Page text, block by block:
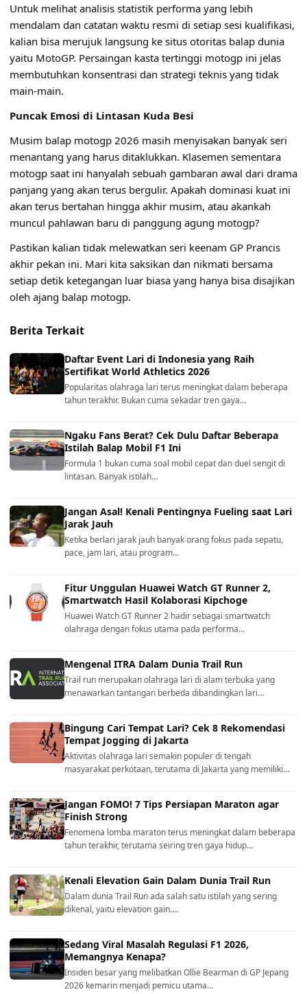
Untuk melihat analisis statistik performa yang lebih
mendalam dan catatan waktu resmi di setiap sesi kualifikasi,
kalian bisa merujuk langsung ke situs otoritas balap dunia
yaitu MotoGP. Persaingan kasta tertinggi motogp ini jelas
membutuhkan konsentrasi dan strategi teknis yang tidak
main-main.
Puncak Emosi di Lintasan Kuda Besi
Musim balap motogp 2026 masih menyisakan banyak seri
menantang yang harus ditaklukkan. Klasemen sementara
motogp saat ini hanyalah sebuah gambaran awal dari drama
panjang yang akan terus bergulir. Apakah dominasi kuat ini
akan terus bertahan hingga akhir musim, atau akankah
muncul pahlawan baru di panggung agung motogp?
Pastikan kalian tidak melewatkan seri keenam GP Prancis
akhir pekan ini. Mari kita saksikan dan nikmati bersama
setiap detik ketegangan luar biasa yang hanya bisa disajikan
oleh ajang balap motogp.
Berita Terkait
Daftar Event Lari di Indonesia yang Raih
Sertifikat World Athletics 2026
Popularitas olahraga lari terus meningkat dalam beberapa
tahun terakhir. Bukan cuma sekadar tren gaya…
Ngaku Fans Berat? Cek Dulu Daftar Beberapa
Istilah Balap Mobil F1 Ini
Formula 1 bukan cuma soal mobil cepat dan duel sengit di
lintasan. Banyak istilah…
Jangan Asal! Kenali Pentingnya Fueling saat Lari
Jarak Jauh
Ketika berlari jarak jauh banyak orang fokus pada sepatu,
pace, jam lari, atau program…
Fitur Unggulan Huawei Watch GT Runner 2,
Smartwatch Hasil Kolaborasi Kipchoge
Huawei Watch GT Runner 2 hadir sebagai smartwatch
olahraga dengan fokus utama pada performa…
Mengenal ITRA Dalam Dunia Trail Run
Trail run merupakan olahraga lari di alam terbuka yang
menawarkan tantangan berbeda dibandingkan lari…
Bingung Cari Tempat Lari? Cek 8 Rekomendasi
Tempat Jogging di Jakarta
Aktivitas olahraga lari semakin populer di tengah
masyarakat perkotaan, terutama di Jakarta yang memiliki…
Jangan FOMO! 7 Tips Persiapan Maraton agar
Finish Strong
Fenomena lomba maraton terus meningkat dalam beberapa
tahun terakhir, terutama seiring tren gaya hidup…
Kenali Elevation Gain Dalam Dunia Trail Run
Dalam dunia Trail Run ada salah satu istilah yang sering
dikenal, yaitu elevation gain.…
Sedang Viral Masalah Regulasi F1 2026,
Memangnya Kenapa?
Insiden besar yang melibatkan Ollie Bearman di GP Jepang
2026 kemarin menjadi pemicu utama…